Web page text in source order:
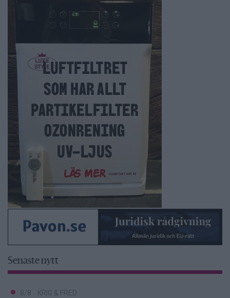
Senaste nytt
8/8 KRIG & FRED